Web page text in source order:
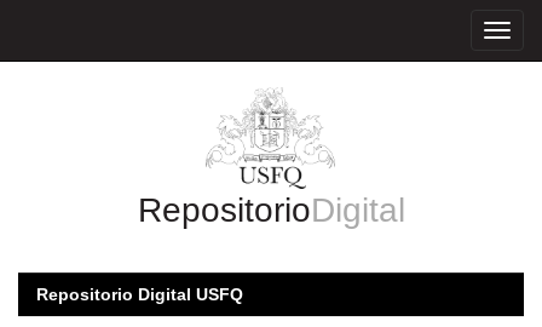
RepositorioDigital
Repositorio Digital USFQ